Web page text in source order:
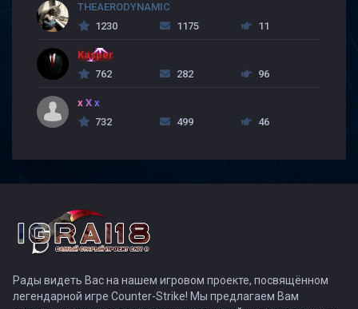
THEAERODYNAMIC
1230
1175 11
Kasper
762
282 96
x X x
732
499 46
Рады видеть Вас на нашем игровом проекте, посвящённом
легендарной игре Counter-Strike! Мы предлагаем Вам